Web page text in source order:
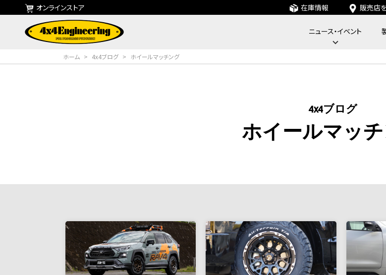
ニュース・イベント
オンラインストア 在庫情報 販売店
ホーム > 4x4ブログ > ホイールマッチング
4x4ブログ
ホイールマッ